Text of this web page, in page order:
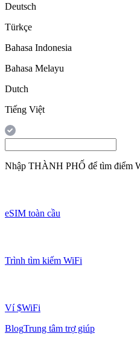
Deutsch
Türkçe
Bahasa Indonesia
Bahasa Melayu
Dutch
Tiếng Việt
Nhập THÀNH PHỐ để tìm điểm
eSIM toàn cầu
Trình tìm kiếm WiFi
Ví $WiFi
BlogTrung tâm trợ giúp